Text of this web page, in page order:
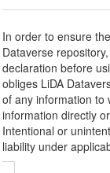
In order to ensure
Dataverse
declaration before
obliges LiDA
of any information to
information directly
Intentional or
liability under